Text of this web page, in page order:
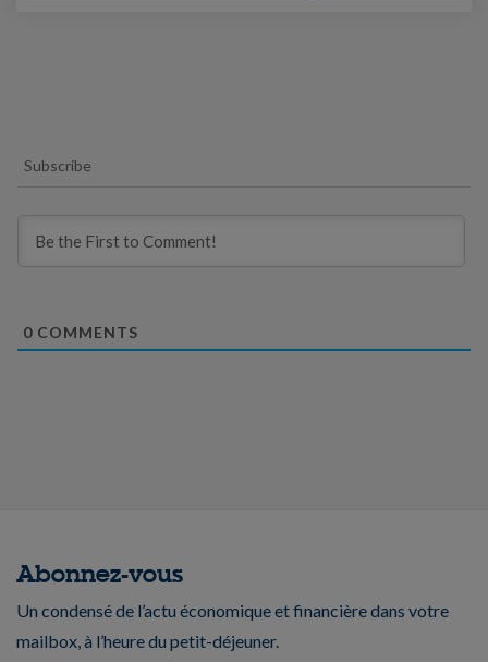
Subscribe
0 COMMENTS
Abonnez-vous
Un condensé de l’actu économique et financière dans votre
mailbox, à l’heure du petit-déjeuner.